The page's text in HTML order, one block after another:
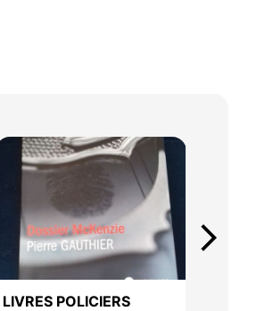
LIVRES POLICIERS
arrow_forward_ios